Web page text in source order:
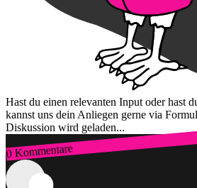
Hast du einen relevanten Input oder hast
kannst uns dein Anliegen gerne via
Diskussion wird geladen...
0 Kommentare
Zum Login